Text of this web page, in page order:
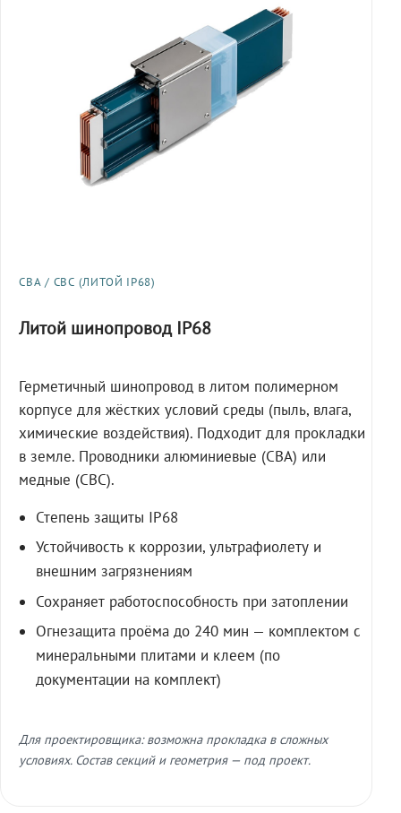
СВА / СВС (ЛИТОЙ IP68)
Литой шинопровод IP68
Герметичный шинопровод в литом полимерном
корпусе для жёстких условий среды (пыль, влага,
химические воздействия). Подходит для прокладки
в земле. Проводники алюминиевые (СВА) или
медные (СВС).
Степень защиты IP68
Устойчивость к коррозии, ультрафиолету и
внешним загрязнениям
Сохраняет работоспособность при затоплении
Огнезащита проёма до 240 мин — комплектом с
минеральными плитами и клеем (по
документации на комплект)
Для проектировщика: возможна прокладка в сложных
условиях. Состав секций и геометрия — под проект.